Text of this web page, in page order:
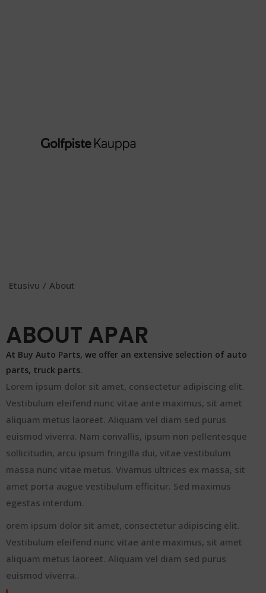
Etusivu / About
ABOUT APAR
At Buy Auto Parts, we offer an extensive selection of auto
parts, truck parts.
Lorem ipsum dolor sit amet, consectetur adipiscing elit.
Vestibulum eleifend nunc vitae ante maximus, sit amet
aliquam metus laoreet. Aliquam vel diam sed purus
euismod viverra. Nam convallis, ipsum non pellentesque
sollicitudin, arcu ipsum fringilla dui, vitae vestibulum
massa nunc vitae metus. Vivamus ultrices ex massa, sit
amet porta augue vestibulum efficitur. Sed maximus
egestas interdum.
orem ipsum dolor sit amet, consectetur adipiscing elit.
Vestibulum eleifend nunc vitae ante maximus, sit amet
aliquam metus laoreet. Aliquam vel diam sed purus
euismod viverra..